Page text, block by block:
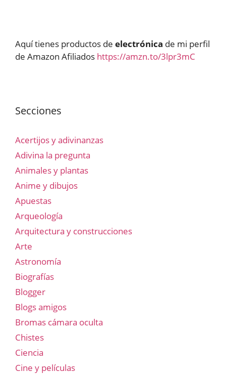
Aquí tienes productos de electrónica de mi perfil
de Amazon Afiliados https://amzn.to/3lpr3mC
Secciones
Acertijos y adivinanzas
Adivina la pregunta
Animales y plantas
Anime y dibujos
Apuestas
Arqueología
Arquitectura y construcciones
Arte
Astronomía
Biografías
Blogger
Blogs amigos
Bromas cámara oculta
Chistes
Ciencia
Cine y películas